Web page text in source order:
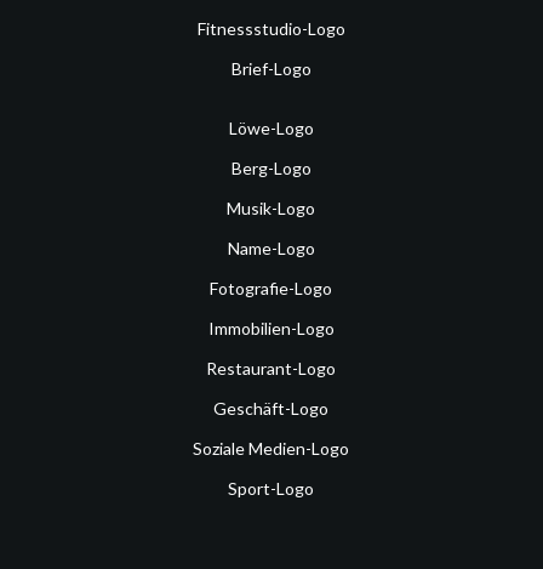
Fitnessstudio-Logo
Brief-Logo
Löwe-Logo
Berg-Logo
Musik-Logo
Name-Logo
Fotografie-Logo
Immobilien-Logo
Restaurant-Logo
Geschäft-Logo
Soziale Medien-Logo
Sport-Logo